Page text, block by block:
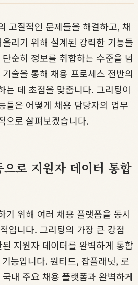
고질적인 문제들을 해결하고, 채
리기 위해 설계된 강력한 기능들
순히 정보를 취합하는 수준을 넘
술을 통해 채용 프로세스 전반의
는 데 초점을 맞춥니다. 그리팅이
들은 어떻게 채용 담당자의 업무
으로 살펴보겠습니다.
로 지원자 데이터 통합
기 위해 여러 채용 플랫폼을 동시
입니다. 그리팅의 가장 큰 강점
지원자 데이터를 완벽하게 통합
기능입니다. 원티드, 잡플래닛, 로
내 주요 채용 플랫폼과 완벽하게